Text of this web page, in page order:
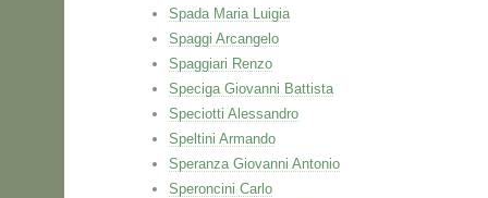
Spada Maria Luigia
Spaggi Arcangelo
Spaggiari Renzo
Speciga Giovanni Battista
Speciotti Alessandro
Speltini Armando
Speranza Giovanni Antonio
Speroncini Carlo